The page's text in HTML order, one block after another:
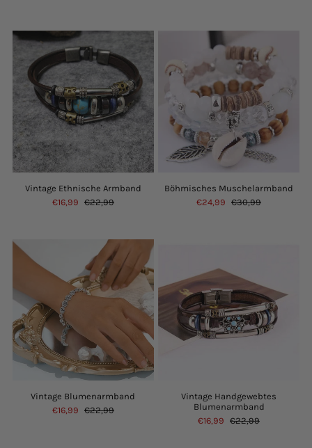
Vintage Ethnische Armband
€16,99 €22,99
Böhmisches Muschelarmband
€24,99
€30,99
Vintage Blumenarmband
€16,99 €22,99
Vintage Handgewebtes
Blumenarmband
€16,99
€22,99